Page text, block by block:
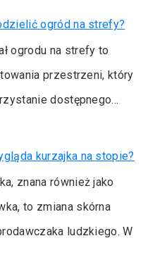
ogród na strefy?
ogrodu na strefy to
przestrzeni, który
dostępnego…
kurzajka na stopie?
znana również jako
to zmiana skórna
ludzkiego. W